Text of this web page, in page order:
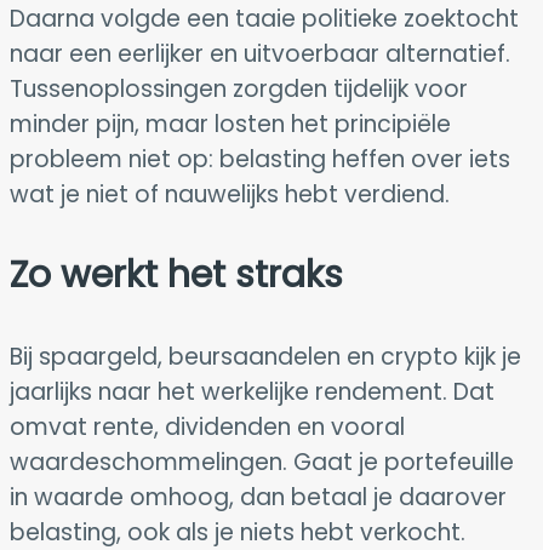
Daarna volgde een taaie politieke zoektocht
naar een eerlijker en uitvoerbaar alternatief.
Tussenoplossingen zorgden tijdelijk voor
minder pijn, maar losten het principiële
probleem niet op: belasting heffen over iets
wat je niet of nauwelijks hebt verdiend.
Zo werkt het straks
Bij spaargeld, beursaandelen en crypto kijk je
jaarlijks naar het werkelijke rendement. Dat
omvat rente, dividenden en vooral
waardeschommelingen. Gaat je portefeuille
in waarde omhoog, dan betaal je daarover
belasting, ook als je niets hebt verkocht.